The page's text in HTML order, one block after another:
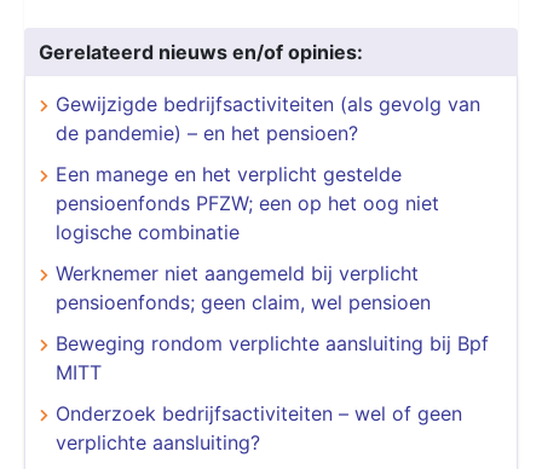
Gerelateerd nieuws en/of opinies:
Gewijzigde bedrijfsactiviteiten (als gevolg van
de pandemie) – en het pensioen?
Een manege en het verplicht gestelde
pensioenfonds PFZW; een op het oog niet
logische combinatie
Werknemer niet aangemeld bij verplicht
pensioenfonds; geen claim, wel pensioen
Beweging rondom verplichte aansluiting bij Bpf
MITT
Onderzoek bedrijfsactiviteiten – wel of geen
verplichte aansluiting?